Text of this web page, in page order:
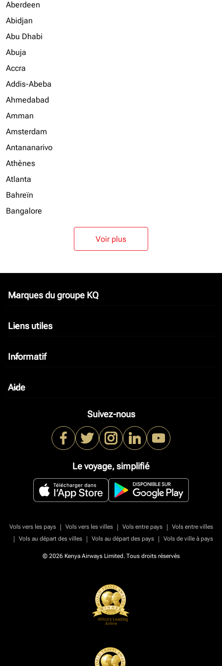
Aberdeen
Abidjan
Abu Dhabi
Abuja
Accra
Addis-Abeba
Ahmedabad
Amman
Amsterdam
Antananarivo
Athènes
Atlanta
Bahreïn
Bangalore
Voir plus
Marques du groupe KQ
keyboard_arrow_down
Liens utiles
keyboard_arrow_down
Informatif
keyboard_arrow_down
Aide
keyboard_arrow_down
Suivez-nous
Le voyage, simplifié
Vols vers les pays | Vols vers les villes | Vols entre pays |
Vols entre villes
|
Vols au départ des villes | Vols au départ des pays | Vols de ville à pays
© 2026 Kenya Airways Limited. Tous droits réservés